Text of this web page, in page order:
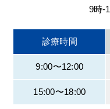
9時-
診療時間
9:00〜12:00
15:00〜18:00